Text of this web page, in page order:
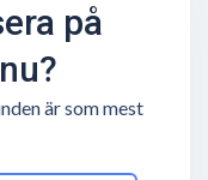
på
är som mest